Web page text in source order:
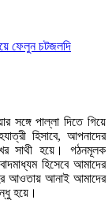
ফেলুন চটজলদি
সঙ্গে পাল্লা দিতে গিয়ে
হিসাবে, আপনাদের
সাথী হয়ে। গঠনমূলক
হিসেবে আমাদের
আওতায় আনাই আমাদের
হয়ে।